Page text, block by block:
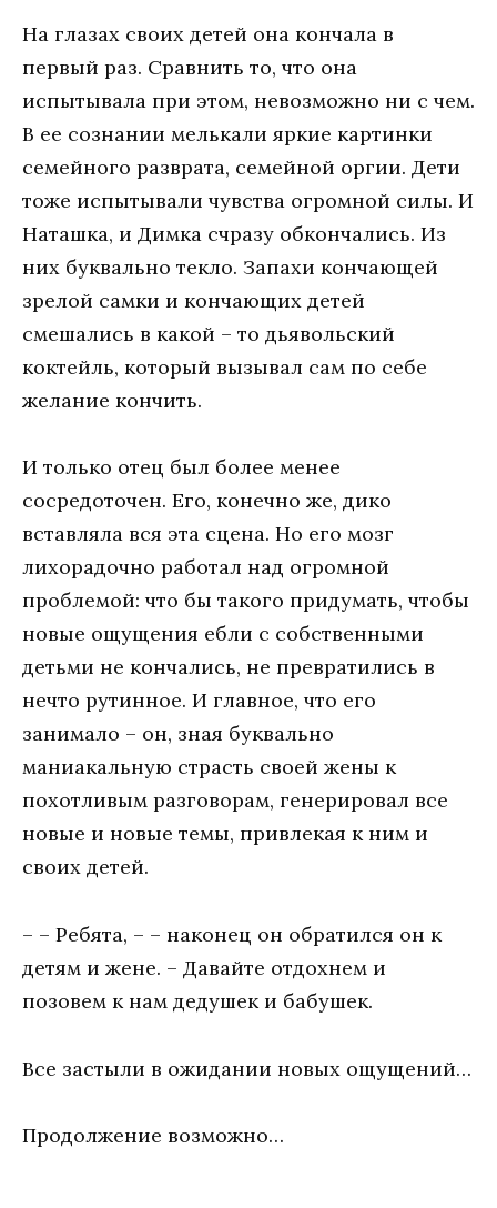
На глазах своих детей она кончала в
первый раз. Сравнить то, что она
испытывала при этом, невозможно ни с чем.
В ее сознании мелькали яркие картинки
семейного разврата, семейной оргии. Дети
тоже испытывали чувства огромной силы. И
Наташка, и Димка счразу обкончались. Из
них буквально текло. Запахи кончающей
зрелой самки и кончающих детей
смешались в какой – то дьявольский
коктейль, который вызывал сам по себе
желание кончить.
И только отец был более менее
сосредоточен. Его, конечно же, дико
вставляла вся эта сцена. Но его мозг
лихорадочно работал над огромной
проблемой: что бы такого придумать, чтобы
новые ощущения ебли с собственными
детьми не кончались, не превратились в
нечто рутинное. И главное, что его
занимало – он, зная буквально
маниакальную страсть своей жены к
похотливым разговорам, генерировал все
новые и новые темы, привлекая к ним и
своих детей.
– – Ребята, – – наконец он обратился он к
детям и жене. – Давайте отдохнем и
позовем к нам дедушек и бабушек.
Все застыли в ожидании новых ощущений…
Продолжение возможно…